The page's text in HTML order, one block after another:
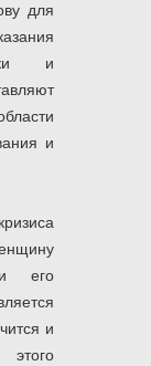
для
и
и
его
и